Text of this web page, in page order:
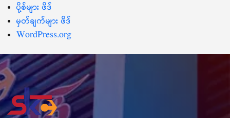
ပို့စ်များ ဖိဒ်
မှတ်ချက်များ ဖိဒ်
WordPress.org